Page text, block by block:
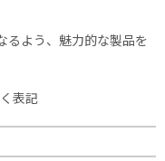
るよう、魅力的な製品を
表記